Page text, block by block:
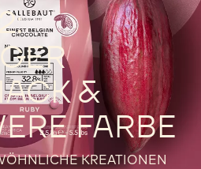
&
FARBE
KREATIONEN